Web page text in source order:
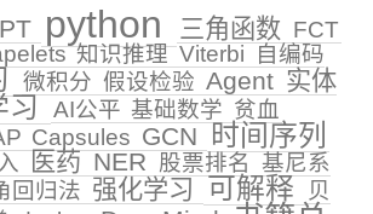
python 三角函数 FCT
知识推理Viterbi
自编码
微积分 假设检验 Agent 实体
习 AI公平 基础数学 贫血
Capsules GCN 时间序列
医药 NER 股票排名
基尼系
回归法 强化学习 可解释
贝